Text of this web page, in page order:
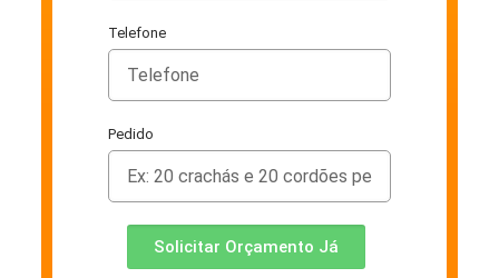
Telefone
Pedido
Solicitar Orçamento Já